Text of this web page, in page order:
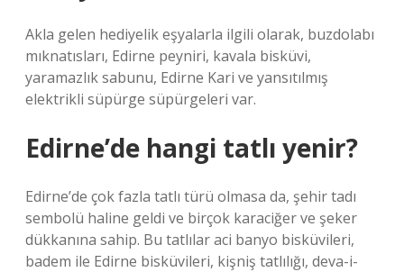
Akla gelen hediyelik eşyalarla ilgili olarak, buzdolabı
mıknatısları, Edirne peyniri, kavala bisküvi,
yaramazlık sabunu, Edirne Kari ve yansıtılmış
elektrikli süpürge süpürgeleri var.
Edirne’de hangi tatlı yenir?
Edirne’de çok fazla tatlı türü olmasa da, şehir tadı
sembolü haline geldi ve birçok karaciğer ve şeker
dükkanına sahip. Bu tatlılar aci banyo bisküvileri,
badem ile Edirne bisküvileri, kişniş tatlılığı, deva-i-